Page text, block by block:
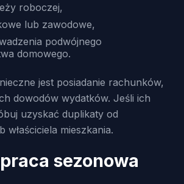
roboczej,
lub zawodowe,
podwójnego
domowego.
jest posiadanie rachunków,
dowodów wydatków. Jeśli ich
uzyskać duplikaty od
właściciela mieszkania.
sezonowa